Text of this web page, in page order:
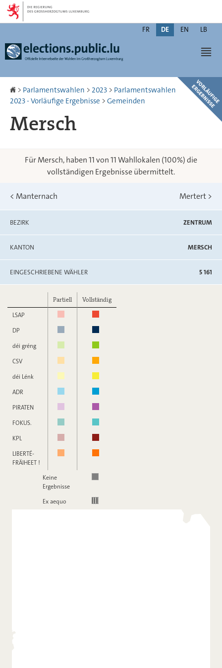
Zur
Navigation
Zum
Inhalt
Changer
FR DE EN LB
Startseite
> Parlamentswahlen > 2023 > Parlamentswahlen
2023 - Vorläufige Ergebnisse > Gemeinden
Mersch
Für Mersch, haben 11 von 11 Wahllokalen (100%) die
vollständigen Ergebnisse übermittelt.
< Manternach Mertert >
BEZIRK ZENTRUM
KANTON MERSCH
EINGESCHRIEBENE WÄHLER 5 161
Partiell
Vollständig
LSAP
DP
déi gréng
CSV
déi Lénk
ADR
PIRATEN
FOKUS.
KPL
LIBERTÉ-
FRÄIHEET !
Keine
Ergebnisse
Ex aequo